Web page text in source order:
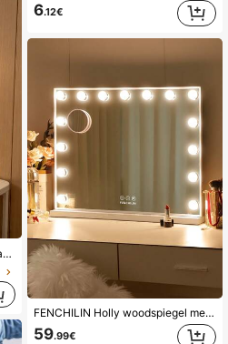
1 stuk dimbare LED-touchnachtlamp - verstelbare warm witte en daglichthelderheid, geschikt voor slaapkamer, gang, badkamer, woonkamer, garderobe, kastdecoratieverlichting - compact ontwerp, eenvoudige installatie, USB-oplaadbare kastlamp/wandlamp, esthetisch huis
6.12€
FENCHILIN Holly woodspiegel met verlichting LED type C en USB-oplaadpoort 15 dimmerlampjes 3 lichtstanden Make-upspiegel met verlichting Holly woodspiegel wandmodel wit 58cmx48cm
59.99€